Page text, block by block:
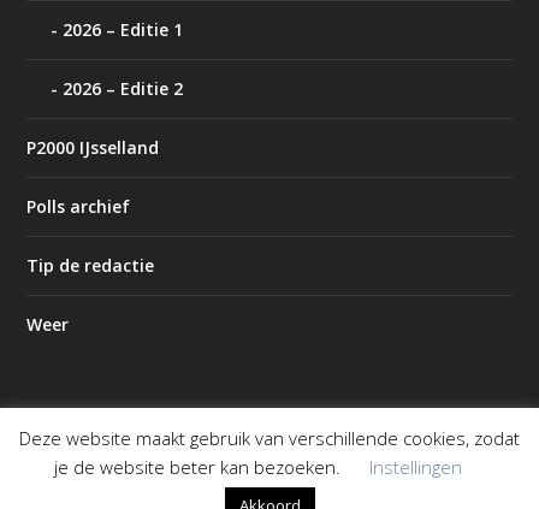
2026 – Editie 1
2026 – Editie 2
P2000 IJsselland
Polls archief
Tip de redactie
Weer
Ontworpen doorElegant Themes | Mogelijk gemaakt door
WordPress
Deze website maakt gebruik van verschillende cookies, zodat
je de website beter kan bezoeken.
Instellingen